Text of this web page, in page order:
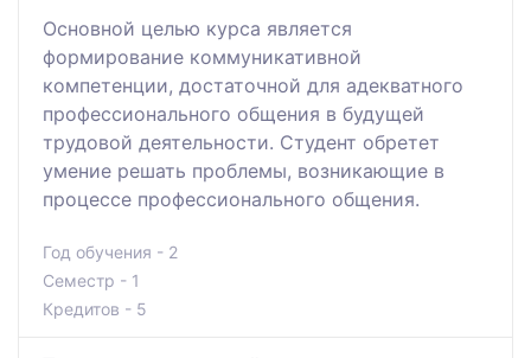
Основной целью курса является
формирование коммуникативной
компетенции, достаточной для адекватного
профессионального общения в будущей
трудовой деятельности. Студент обретет
умение решать проблемы, возникающие в
процессе профессионального общения.
Год обучения - 2
Семестр - 1
Кредитов - 5